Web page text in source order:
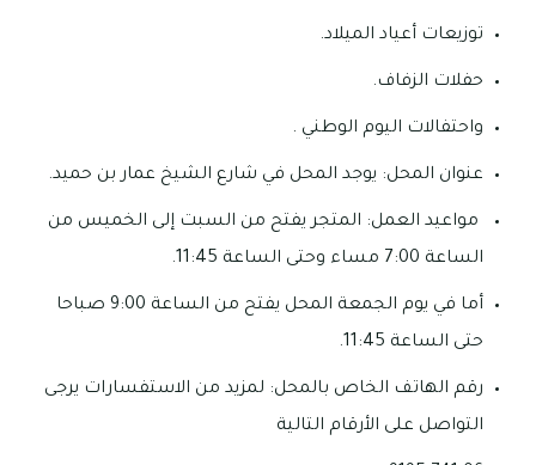
توزيعات أعياد الميلاد.
حفلات الزفاف.
واحتفالات اليوم الوطني .
عنوان المحل: يوجد المحل في شارع الشيخ عمار بن حميد.
مواعيد العمل: المتجر يفتح من السبت إلى الخميس من
الساعة 7:00 مساء وحتى الساعة 11:45.
أما في يوم الجمعة المحل يفتح من الساعة 9:00 صباحا
حتى الساعة 11:45.
رقم الهاتف الخاص بالمحل: لمزيد من الاستفسارات يرجى
التواصل على الأرقام التالية